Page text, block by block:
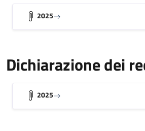
2025
Dichiarazione dei
2025